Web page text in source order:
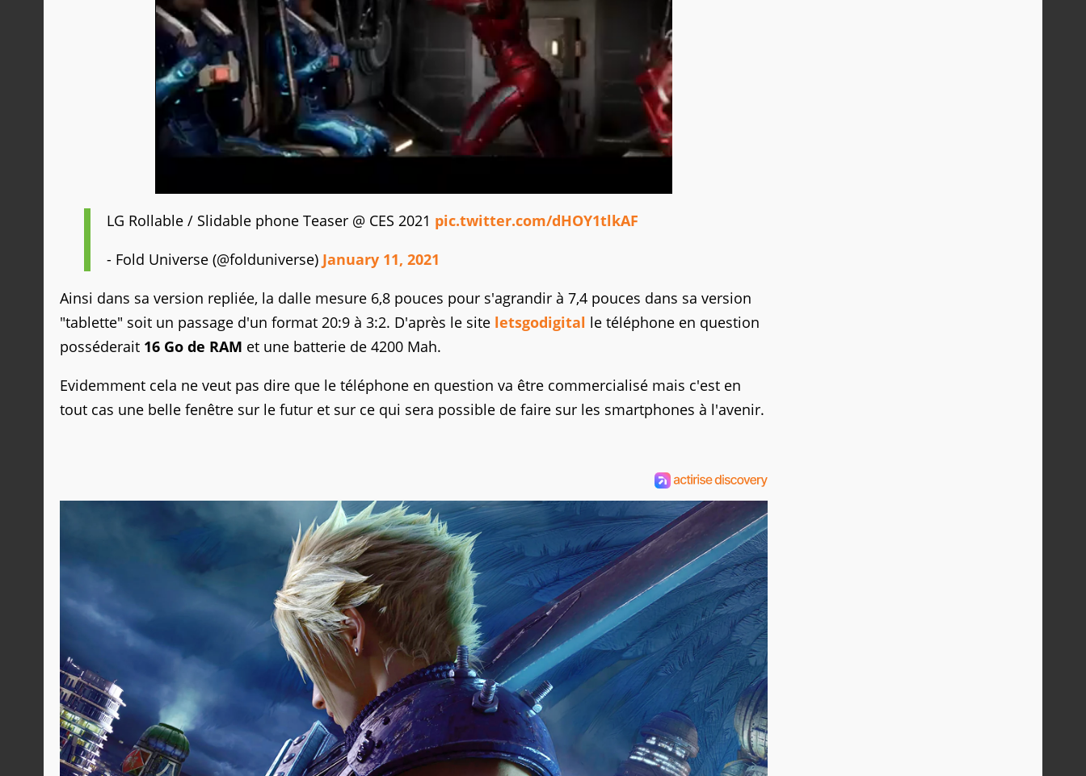
LG Rollable / Slidable phone Teaser @ CES 2021 pic.twitter.com/dHOY1tlkAF
- Fold Universe (@folduniverse) January 11, 2021
Ainsi dans sa version repliée, la dalle mesure 6,8 pouces pour s'agrandir à 7,4 pouces dans sa version
"tablette" soit un passage d'un format 20:9 à 3:2. D'après le site letsgodigital le téléphone en question
posséderait 16 Go de RAM et une batterie de 4200 Mah.
Evidemment cela ne veut pas dire que le téléphone en question va être commercialisé mais c'est en
tout cas une belle fenêtre sur le futur et sur ce qui sera possible de faire sur les smartphones à l'avenir.